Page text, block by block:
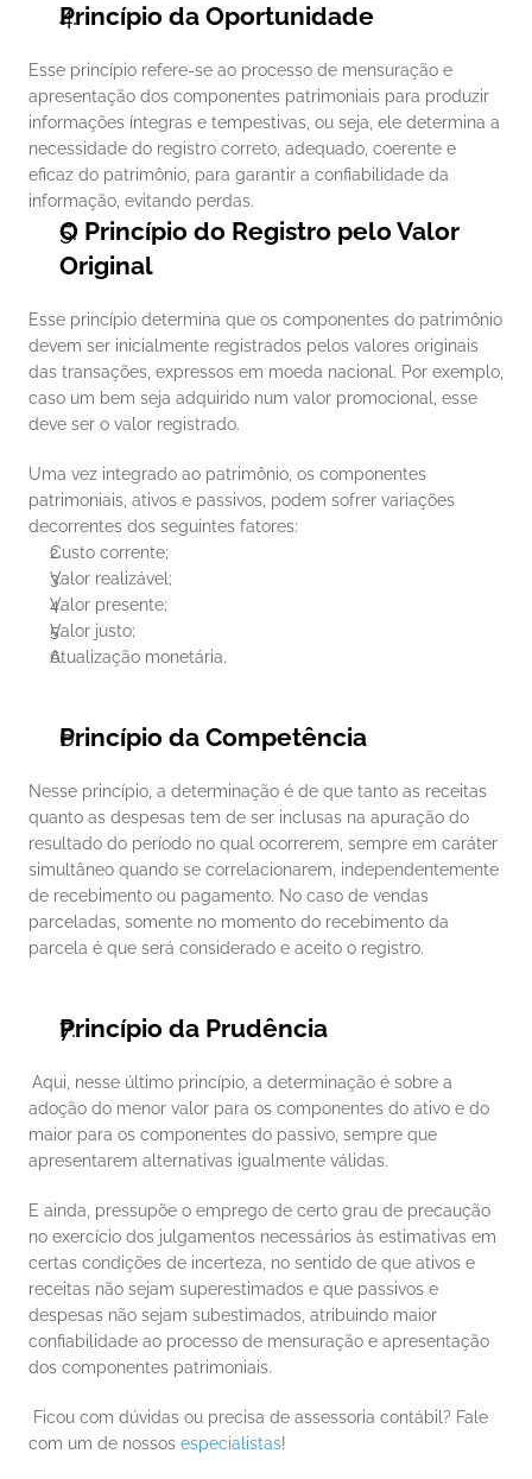
Princípio da Oportunidade
Esse princípio refere-se ao processo de mensuração e
apresentação dos componentes patrimoniais para produzir
informações íntegras e tempestivas, ou seja, ele determina a
necessidade do registro correto, adequado, coerente e
eficaz do patrimônio, para garantir a confiabilidade da
informação, evitando perdas.
O Princípio do Registro pelo Valor
Original
Esse princípio determina que os componentes do patrimônio
devem ser inicialmente registrados pelos valores originais
das transações, expressos em moeda nacional. Por exemplo,
caso um bem seja adquirido num valor promocional, esse
deve ser o valor registrado.
Uma vez integrado ao patrimônio, os componentes
patrimoniais, ativos e passivos, podem sofrer variações
decorrentes dos seguintes fatores:
Custo corrente;
Valor realizável;
Valor presente;
Valor justo;
Atualização monetária.
Princípio da Competência
Nesse princípio, a determinação é de que tanto as receitas
quanto as despesas tem de ser inclusas na apuração do
resultado do período no qual ocorrerem, sempre em caráter
simultâneo quando se correlacionarem, independentemente
de recebimento ou pagamento. No caso de vendas
parceladas, somente no momento do recebimento da
parcela é que será considerado e aceito o registro.
Princípio da Prudência
Aqui, nesse último princípio, a determinação é sobre a
adoção do menor valor para os componentes do ativo e do
maior para os componentes do passivo, sempre que
apresentarem alternativas igualmente válidas.
E ainda, pressupõe o emprego de certo grau de precaução
no exercício dos julgamentos necessários às estimativas em
certas condições de incerteza, no sentido de que ativos e
receitas não sejam superestimados e que passivos e
despesas não sejam subestimados, atribuindo maior
confiabilidade ao processo de mensuração e apresentação
dos componentes patrimoniais.
com um de nossos especialistas!